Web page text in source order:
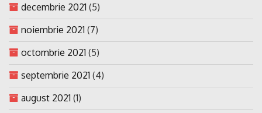
decembrie 2021 (5)
noiembrie 2021 (7)
octombrie 2021 (5)
septembrie 2021 (4)
august 2021 (1)